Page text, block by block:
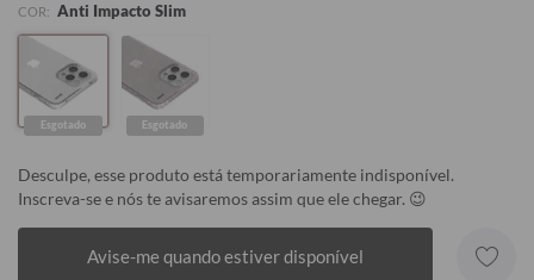
COR: Anti Impacto Slim
Esgotado Esgotado
Desculpe, esse produto está temporariamente indisponível.
Inscreva-se e nós te avisaremos assim que ele chegar. 😉
Avise-me quando estiver disponível